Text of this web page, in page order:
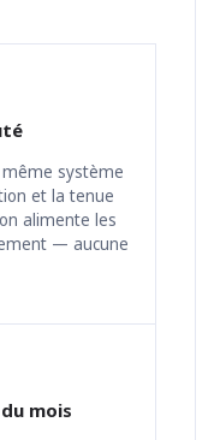
système
et la tenue
alimente les
— aucune
mois